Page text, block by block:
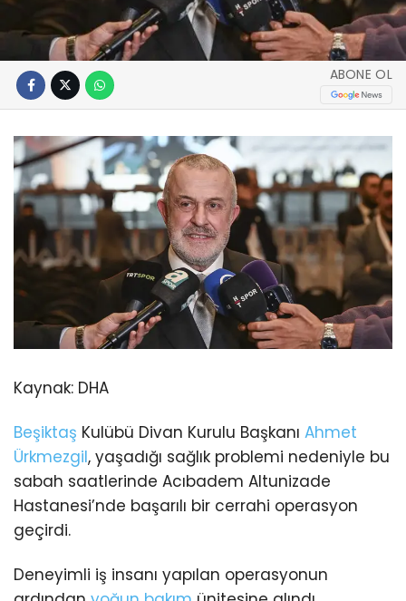
ABONE OL
Kaynak: DHA
Beşiktaş Kulübü Divan Kurulu Başkanı Ahmet
Ürkmezgil, yaşadığı sağlık problemi nedeniyle bu
sabah saatlerinde Acıbadem Altunizade
Hastanesi’nde başarılı bir cerrahi operasyon
geçirdi.
Deneyimli iş insanı yapılan operasyonun